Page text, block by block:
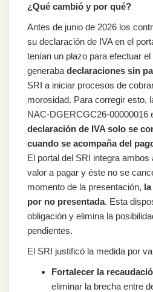
¿Qué cambió y por qué?
Antes de junio de 2026 los
su declaración de IVA en el
tenían un plazo para efectuar
generaba declaraciones sin
SRI a iniciar procesos de
morosidad. Para corregir esto,
NAC‑DGERCGC26‑00000016
declaración de IVA solo se
cuando se acompaña del
El portal del SRI integra
valor a pagar y éste no se
momento de la presentación,
por no presentada. Esta
obligación y elimina la
pendientes.
El SRI justificó la medida por
Fortalecer la
eliminar la brecha entre